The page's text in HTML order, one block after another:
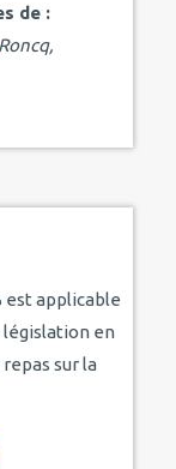
de :
est applicable
législation en
sur la